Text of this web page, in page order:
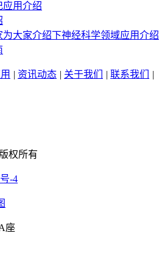
应用介绍
大家介绍下神经科学领域应用介绍
资讯动态 关于我们 联系我们
权所有
-4
座